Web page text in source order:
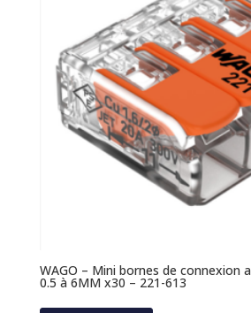
WAGO – Mini bornes de connexion
0.5 à 6MM x30 – 221-613